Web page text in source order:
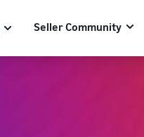
Seller Community